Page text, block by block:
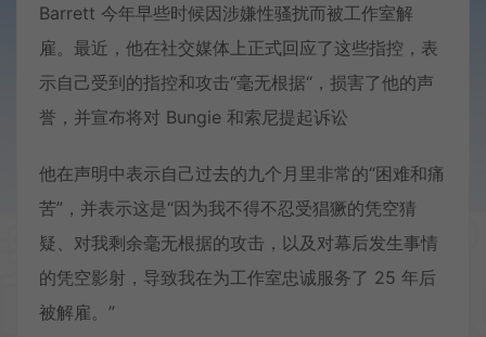
Barrett 今年早些时候因涉嫌性骚扰而被工作室解
雇。最近，他在社交媒体上正式回应了这些指控，表
示自己受到的指控和攻击“毫无根据“，损害了他的声
誉，并宣布将对 Bungie 和索尼提起诉讼
他在声明中表示自己过去的九个月里非常的“困难和痛
苦”，并表示这是“因为我不得不忍受猖獗的凭空猜
疑、对我剩余毫无根据的攻击，以及对幕后发生事情
的凭空影射，导致我在为工作室忠诚服务了 25 年后
被解雇。”